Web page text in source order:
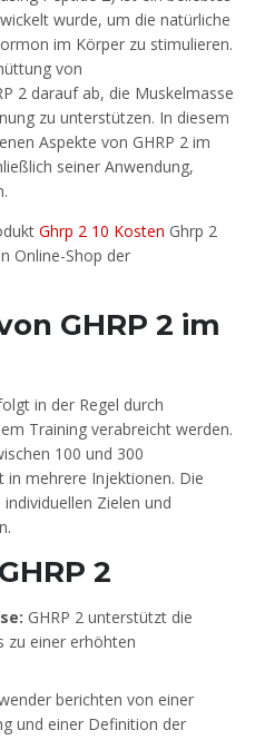
wurde, um die natürliche
im Körper zu stimulieren.
von
2 darauf ab, die Muskelmasse
zu unterstützen. In diesem
Aspekte von GHRP 2 im
seiner Anwendung,
Ghrp 2 10 Kosten Ghrp 2
Online-Shop der
GHRP 2 im
in der Regel durch
Training verabreicht werden.
100 und 300
mehrere Injektionen. Die
Zielen und
2
GHRP 2 unterstützt die
zu einer erhöhten
berichten von einer
und einer Definition der